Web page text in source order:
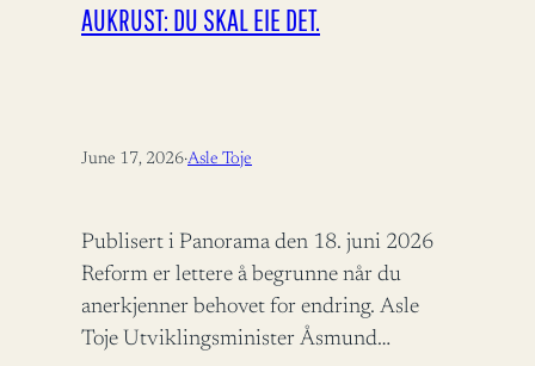
AUKRUST: DU SKAL EIE DET.
June 17, 2026·Asle Toje
Publisert i Panorama den 18. juni 2026
Reform er lettere å begrunne når du
anerkjenner behovet for endring. Asle
Toje Utviklingsminister Åsmund